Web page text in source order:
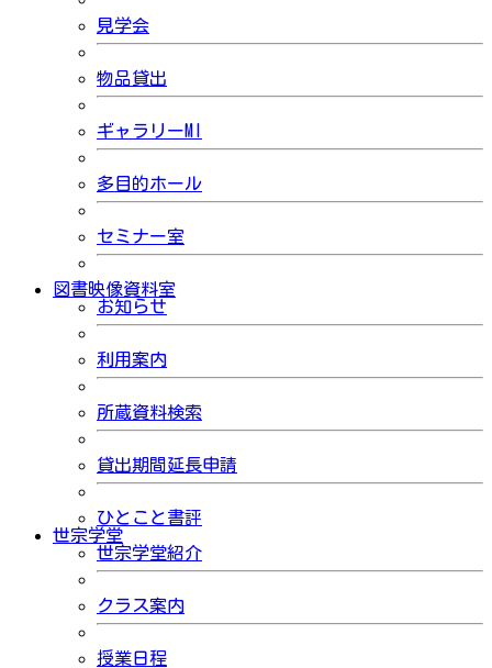
見学会
物品貸出
ギャラリーMI
多目的ホール
セミナー室
図書映像資料室
お知らせ
利用案内
所蔵資料検索
貸出期間延長申請
ひとこと書評
世宗学堂
世宗学堂紹介
クラス案内
授業日程